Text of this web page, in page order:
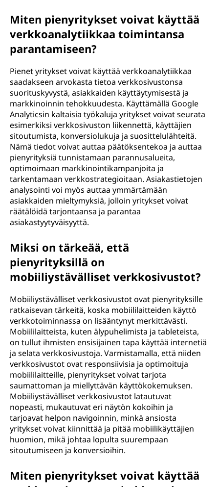
Miten pienyritykset voivat käyttää
verkkoanalytiikkaa toimintansa
parantamiseen?
Pienet yritykset voivat käyttää verkkoanalytiikkaa
saadakseen arvokasta tietoa verkkosivustonsa
suorituskyvystä, asiakkaiden käyttäytymisestä ja
markkinoinnin tehokkuudesta. Käyttämällä Google
Analyticsin kaltaisia työkaluja yritykset voivat seurata
esimerkiksi verkkosivuston liikennettä, käyttäjien
sitoutumista, konversiolukuja ja suosittelulähteitä.
Nämä tiedot voivat auttaa päätöksentekoa ja auttaa
pienyrityksiä tunnistamaan parannusalueita,
optimoimaan markkinointikampanjoita ja
tarkentamaan verkkostrategioitaan. Asiakastietojen
analysointi voi myös auttaa ymmärtämään
asiakkaiden mieltymyksiä, jolloin yritykset voivat
räätälöidä tarjontaansa ja parantaa
asiakastyytyväisyyttä.
Miksi on tärkeää, että
pienyrityksillä on
mobiiliystävälliset verkkosivustot?
Mobiiliystävälliset verkkosivustot ovat pienyrityksille
ratkaisevan tärkeitä, koska mobiililaitteiden käyttö
verkkotoiminnassa on lisääntynyt merkittävästi.
Mobiililaitteista, kuten älypuhelimista ja tableteista,
on tullut ihmisten ensisijainen tapa käyttää internetiä
ja selata verkkosivustoja. Varmistamalla, että niiden
verkkosivustot ovat responsiivisia ja optimoituja
mobiililaitteille, pienyritykset voivat tarjota
saumattoman ja miellyttävän käyttökokemuksen.
Mobiiliystävälliset verkkosivustot latautuvat
nopeasti, mukautuvat eri näytön kokoihin ja
tarjoavat helpon navigoinnin, minkä ansiosta
yritykset voivat kiinnittää ja pitää mobiilikäyttäjien
huomion, mikä johtaa lopulta suurempaan
sitoutumiseen ja konversioihin.
Miten pienyritykset voivat käyttää